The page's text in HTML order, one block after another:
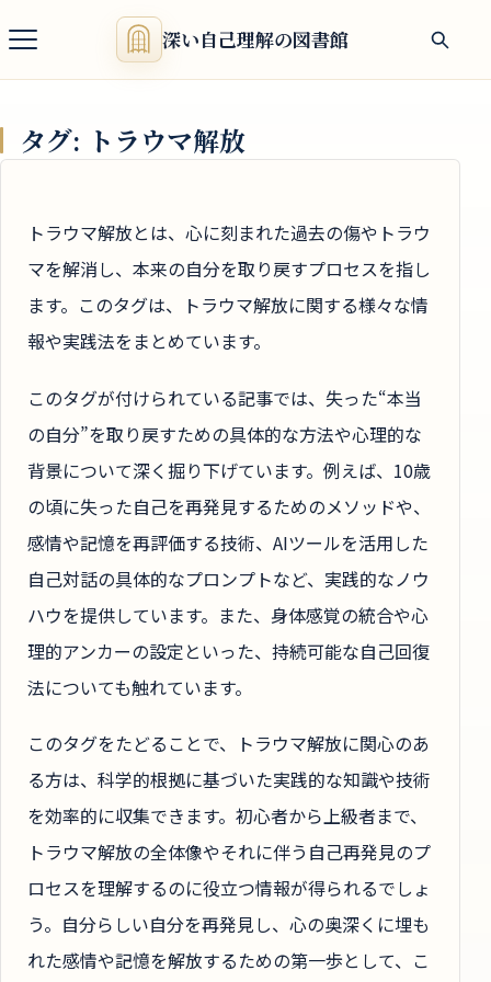
深い自己理解の図書館
タグ: トラウマ解放
トラウマ解放とは、心に刻まれた過去の傷やトラウ
マを解消し、本来の自分を取り戻すプロセスを指し
ます。このタグは、トラウマ解放に関する様々な情
報や実践法をまとめています。
このタグが付けられている記事では、失った“本当
の自分”を取り戻すための具体的な方法や心理的な
背景について深く掘り下げています。例えば、10歳
の頃に失った自己を再発見するためのメソッドや、
感情や記憶を再評価する技術、AIツールを活用した
自己対話の具体的なプロンプトなど、実践的なノウ
ハウを提供しています。また、身体感覚の統合や心
理的アンカーの設定といった、持続可能な自己回復
法についても触れています。
このタグをたどることで、トラウマ解放に関心のあ
る方は、科学的根拠に基づいた実践的な知識や技術
を効率的に収集できます。初心者から上級者まで、
トラウマ解放の全体像やそれに伴う自己再発見のプ
ロセスを理解するのに役立つ情報が得られるでしょ
う。自分らしい自分を再発見し、心の奥深くに埋も
れた感情や記憶を解放するための第一歩として、こ